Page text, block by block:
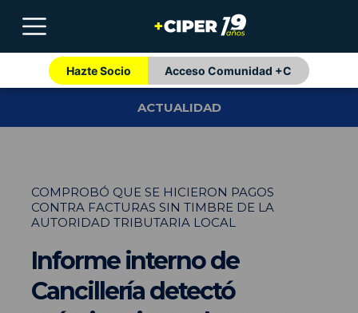
Hazte Socio Acceso Comunidad +C
ACTUALIDAD
COMPROBÓ QUE SE HICIERON PAGOS
CONTRA FACTURAS SIN TIMBRE DE LA
AUTORIDAD TRIBUTARIA LOCAL
Informe interno de
Cancillería detectó